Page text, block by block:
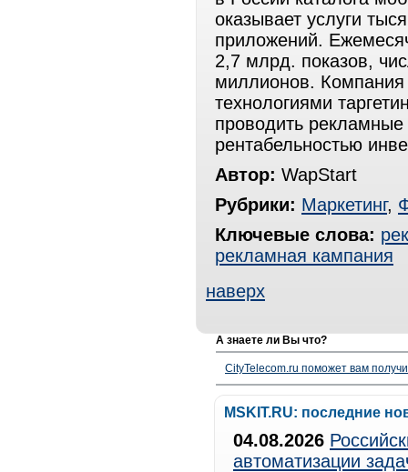
оказывает услуги
приложений.
2,7 млрд. показов,
миллионов.
технологиями
проводить
рентабельностью
Автор: WapStart
Рубрики: Маркетинг,
Ключевые слова:
рекламная кампания
наверх
А знаете ли Вы что?
CityTelecom.ru поможет вам
MSKIT.RU: последние
04.08.2026
автоматизации